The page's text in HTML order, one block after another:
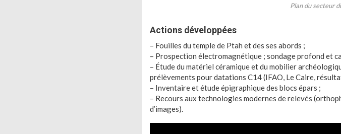
Plan du secteur
Actions développées
– Fouilles du temple de Ptah et des ses abords ;
– Prospection électromagnétique ; sondage profond et
– Étude du matériel céramique et du mobilier
prélèvements pour datations C14 (IFAO, Le Caire,
– Inventaire et étude épigraphique des blocs épars ;
– Recours aux technologies modernes de relevés
d’images).